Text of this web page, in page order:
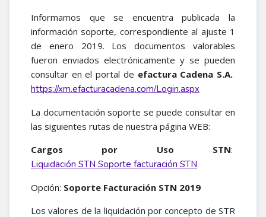
Informamos que se encuentra publicada la
información soporte, correspondiente al ajuste 1
de enero 2019. Los documentos valorables
fueron enviados electrónicamente y se pueden
consultar en el portal de efactura Cadena S.A.
https://xm.efacturacadena.com/Login.aspx
La documentación soporte se puede consultar en
las siguientes rutas de nuestra página WEB:
Cargos por Uso STN:
Liquidación STN Soporte facturación STN
Opción: Soporte Facturación STN 2019
Los valores de la liquidación por concepto de STR